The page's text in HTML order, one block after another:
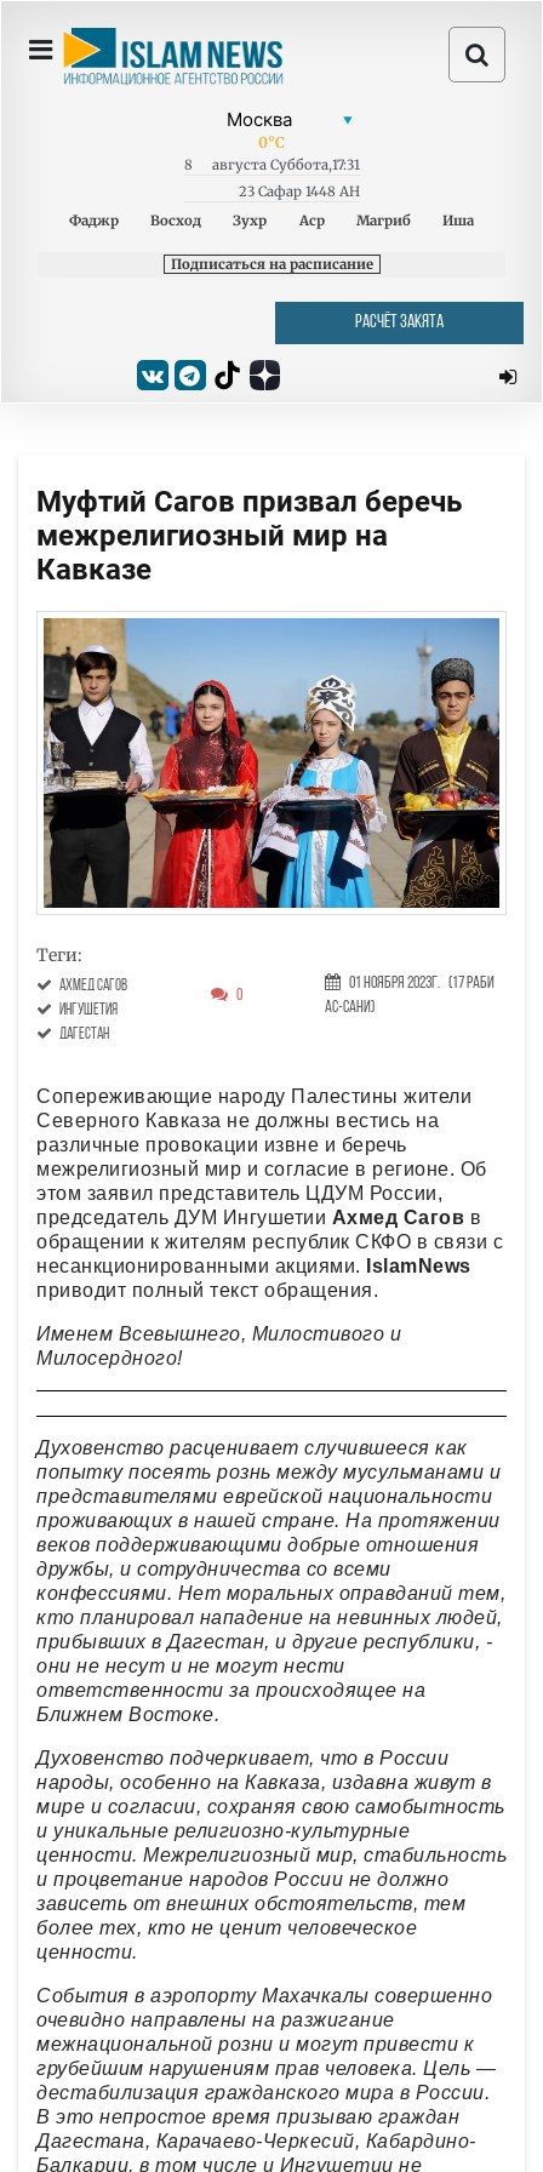
0°C
8 августа Суббота,17:31
23 Сафар 1448 AH
Фаджр
Восход Зухр Аср Магриб Иша
Подписаться на расписание
РАСЧЁТ ЗАКЯТА
Муфтий Сагов призвал беречь
межрелигиозный мир на
Кавказе
Теги:
Ахмед Сагов
Ингушетия
Дагестан
0
01 Ноября 2023г. (17 Раби
ас-сани)
Сопереживающие народу Палестины жители
Северного Кавказа не должны вестись на
различные провокации извне и беречь
межрелигиозный мир и согласие в регионе. Об
этом заявил представитель ЦДУМ России,
председатель ДУМ Ингушетии Ахмед Сагов в
обращении к жителям республик СКФО в связи с
несанкционированными акциями.
IslamNews
приводит полный текст обращения.
Именем Всевышнего, Милостивого и
Милосердного!
Духовенство расценивает случившееся как
попытку посеять рознь между мусульманами и
представителями еврейской национальности
проживающих в нашей стране. На протяжении
веков поддерживающими добрые отношения
дружбы, и сотрудничества со всеми
конфессиями. Нет моральных оправданий тем,
кто планировал нападение на невинных людей,
прибывших в Дагестан, и другие республики, -
они не несут и не могут нести
ответственности за происходящее на
Ближнем Востоке.
Духовенство подчеркивает, что в России
народы, особенно на Кавказа, издавна живут в
мире и согласии, сохраняя свою самобытность
и уникальные религиозно-культурные
ценности. Межрелигиозный мир, стабильность
и процветание народов России не должно
зависеть от внешних обстоятельств, тем
более тех, кто не ценит человеческое
ценности.
События в аэропорту Махачкалы совершенно
очевидно направлены на разжигание
межнациональной розни и могут привести к
грубейшим нарушениям прав человека. Цель —
дестабилизация гражданского мира в России.
В это непростое время призываю граждан
Дагестана, Карачаево-Черкесий, Кабардино-
Балкарии, в том числе и Ингушетии не